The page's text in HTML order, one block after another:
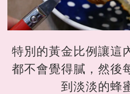
特別的黃金比例讓這
都不會覺得膩，然後
到淡淡的蜂